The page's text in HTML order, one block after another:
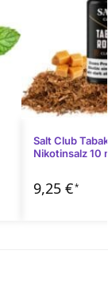
Salt Club
Nikotinsalz 10
9,25 €*